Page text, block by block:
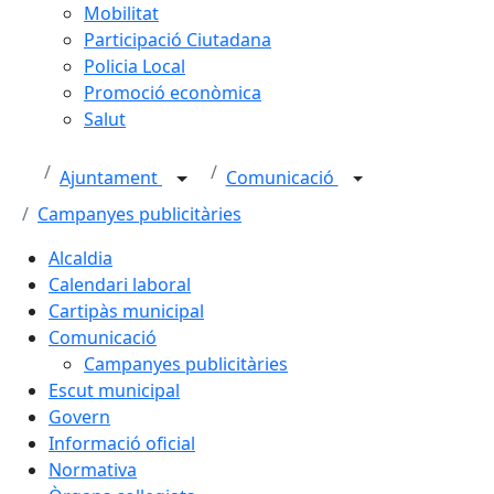
Mobilitat
Participació Ciutadana
Policia Local
Promoció econòmica
Salut
Ajuntament
Comunicació
Campanyes publicitàries
Alcaldia
Calendari laboral
Cartipàs municipal
Comunicació
Campanyes publicitàries
Escut municipal
Govern
Informació oficial
Normativa